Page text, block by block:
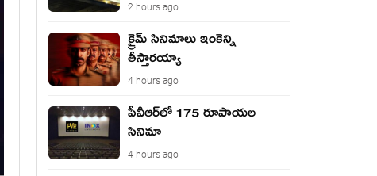
2 hours ago
క్రైమ్ సినిమాలు ఇంకెన్ని
తీస్తారయ్యా
4 hours ago
పీవీఆర్‌లో 175 రూపాయల
సినిమా
4 hours ago